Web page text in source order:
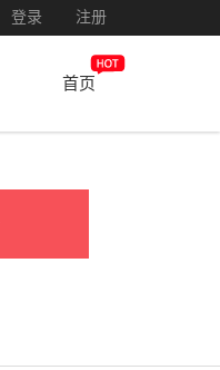
登录 注册
首页